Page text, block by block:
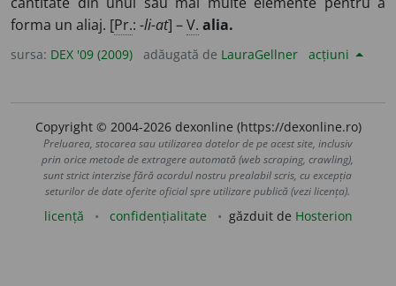
forma un aliaj. [Pr.: -li-at] –V. alia.
sursa: DEX '09 (2009) adăugată de LauraGellner acțiuni
Copyright © 2004-2026 dexonline (https://dexonline.ro)
Preluarea, stocarea sau utilizarea datelor de pe acest site, inclusiv
prin orice metode de extragere automată (web scraping, crawling),
sunt strict interzise fără acordul nostru prealabil scris, cu excepția
seturilor de date oferite oficial spre utilizare publică (vezi licența).
licență confidențialitate găzduit de Hosterion